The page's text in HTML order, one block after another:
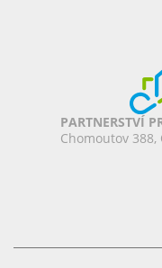
PARTNERSTVÍ
Chomoutov